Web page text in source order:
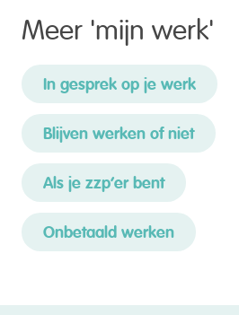
Meer 'mijn werk'
In gesprek op je werk
Blijven werken of niet
Als je zzp’er bent
Onbetaald werken